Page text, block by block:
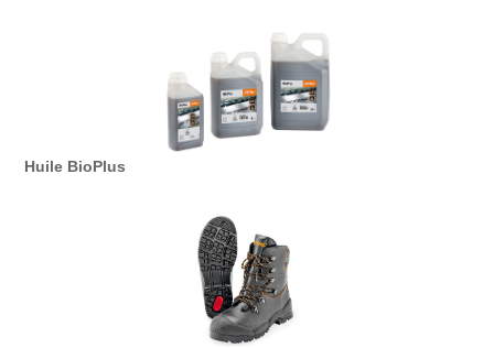
Huile BioPlus